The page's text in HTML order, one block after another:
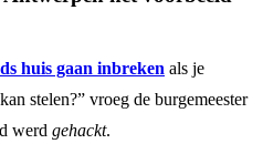
huis gaan inbreken als je
stelen?” vroeg de burgemeester
werd gehackt.